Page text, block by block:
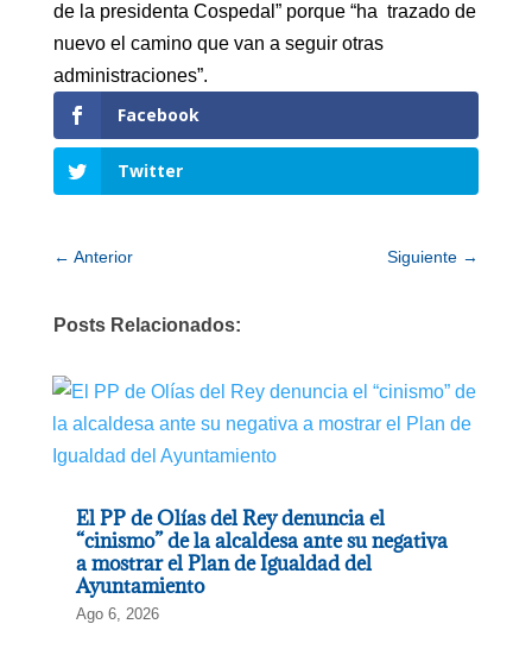
de la presidenta Cospedal” porque “ha trazado de
nuevo el camino que van a seguir otras
administraciones”.
Facebook
Twitter
← Anterior Siguiente →
Posts Relacionados:
El PP de Olías del Rey denuncia el
“cinismo” de la alcaldesa ante su negativa
a mostrar el Plan de Igualdad del
Ayuntamiento
Ago 6, 2026